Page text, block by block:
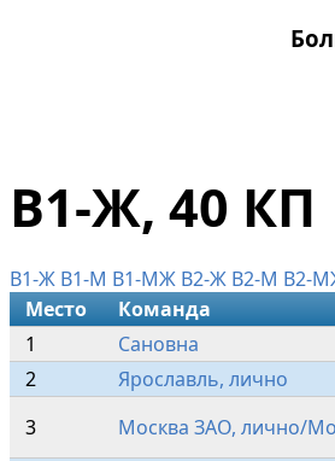
В1-Ж, 40 КП
В1-Ж В1-М В1-МЖ В2-Ж В2-М В2-
Место
Команда
1
Сановна
2
Ярославль, лично
3